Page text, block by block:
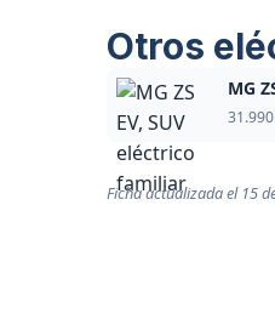
Otros
MG
Ficha actualizada el 15